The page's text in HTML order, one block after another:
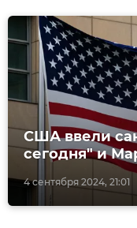
4 сентября 2024, 21:01
США ввели
сегодня" и